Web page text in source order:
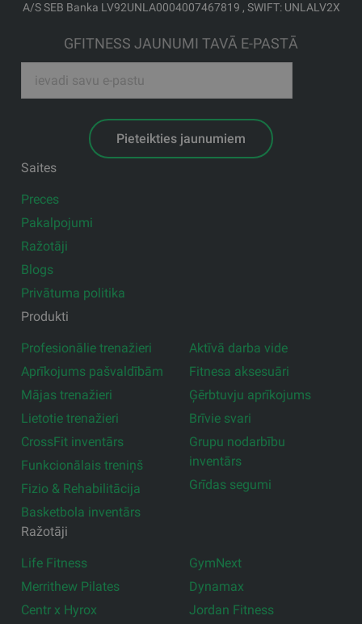
A/S SEB Banka LV92UNLA0004007467819 , SWIFT: UNLALV2X
GFITNESS JAUNUMI TAVĀ E-PASTĀ
Pieteikties jaunumiem
Saites
Preces
Pakalpojumi
Ražotāji
Blogs
Privātuma politika
Produkti
Profesionālie trenažieri
Aprīkojums pašvaldībām
Mājas trenažieri
Lietotie trenažieri
CrossFit inventārs
Funkcionālais treniņš
Fizio & Rehabilitācija
Basketbola inventārs
Aktīvā darba vide
Fitnesa aksesuāri
Ģērbtuvju aprīkojums
Brīvie svari
Grupu nodarbību
inventārs
Grīdas segumi
Ražotāji
Life Fitness
Merrithew Pilates
Centr x Hyrox
GymNext
Dynamax
Jordan Fitness